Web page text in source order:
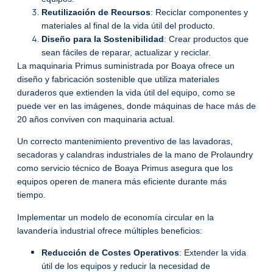
Reutilización de Recursos: Reciclar componentes y
materiales al final de la vida útil del producto.
Diseño para la Sostenibilidad: Crear productos que
sean fáciles de reparar, actualizar y reciclar.
La maquinaria Primus suministrada por Boaya ofrece un
diseño y fabricación sostenible que utiliza materiales
duraderos que extienden la vida útil del equipo, como se
puede ver en las imágenes, donde máquinas de hace más de
20 años conviven con maquinaria actual.
Un correcto mantenimiento preventivo de las lavadoras,
secadoras y calandras industriales de la mano de Prolaundry
como servicio técnico de Boaya Primus asegura que los
equipos operen de manera más eficiente durante más
tiempo.
Implementar un modelo de economía circular en la
lavandería industrial ofrece múltiples beneficios:
Reducción de Costes Operativos: Extender la vida
útil de los equipos y reducir la necesidad de